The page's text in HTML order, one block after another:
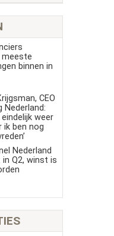
meeste
binnen in
CEO
Nederland:
eindelijk weer
ik ben nog
Nederland
Q2, winst is